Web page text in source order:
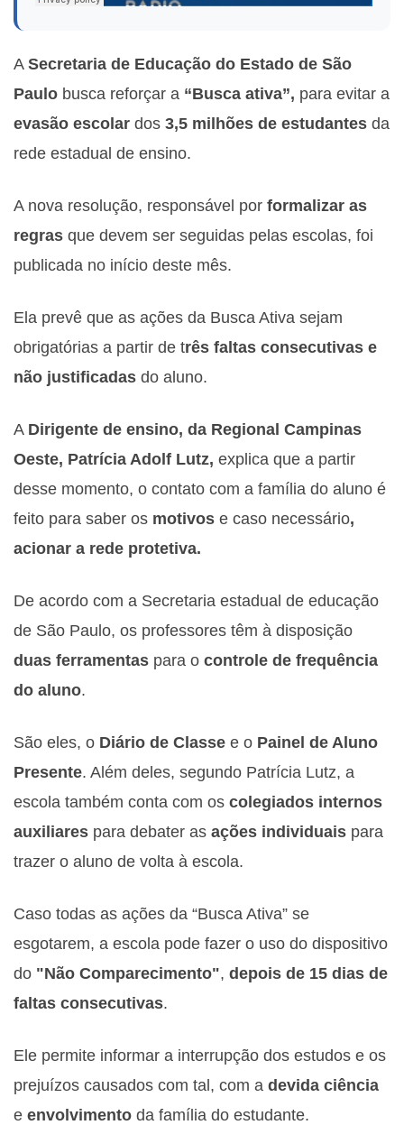
ASecretaria de Educação do Estado de São
Paulo busca reforçar a “Busca ativa”, para evitar a
evasão escolar dos 3,5 milhões de estudantes da
rede estadual de ensino.
A nova resolução, responsável por formalizar as
regras que devem ser seguidas pelas escolas, foi
publicada no início deste mês.
Ela prevê que as ações da Busca Ativa sejam
obrigatórias a partir de três faltas consecutivas e
não justificadas do aluno.
A Dirigente de ensino, da Regional Campinas
Oeste, Patrícia Adolf Lutz, explica que a partir
desse momento, o contato com a família do aluno é
feito para saber os motivos e caso necessário,
acionar a rede protetiva.
De acordo com a Secretaria estadual de educação
de São Paulo, os professores têm à disposição
duas ferramentas para o controle de frequência
do aluno.
São eles, o Diário de Classe e o Painel de Aluno
Presente. Além deles, segundo Patrícia Lutz, a
escola também conta com os colegiados internos
auxiliares para debater as ações individuais para
trazer o aluno de volta à escola.
Caso todas as ações da “Busca Ativa” se
esgotarem, a escola pode fazer o uso do dispositivo
do "Não Comparecimento", depois de 15 dias de
faltas consecutivas.
Ele permite informar a interrupção dos estudos e os
prejuízos causados com tal, com a devida ciência
e envolvimento da família do estudante.